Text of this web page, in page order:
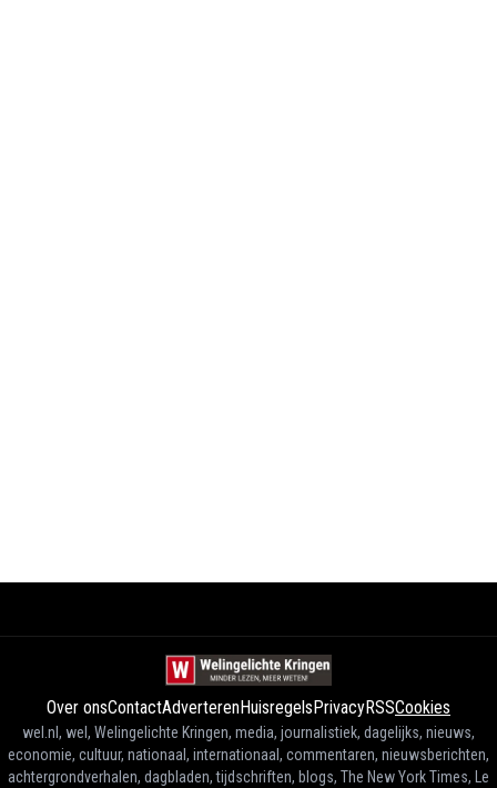
Over onsContactAdverterenHuisregels PrivacyRSSCookies
wel.nl, wel, Welingelichte Kringen, media, journalistiek, dagelijks, nieuws,
economie, cultuur, nationaal, internationaal, commentaren, nieuwsberichten,
achtergrondverhalen, dagbladen, tijdschriften, blogs, The New York Times, Le